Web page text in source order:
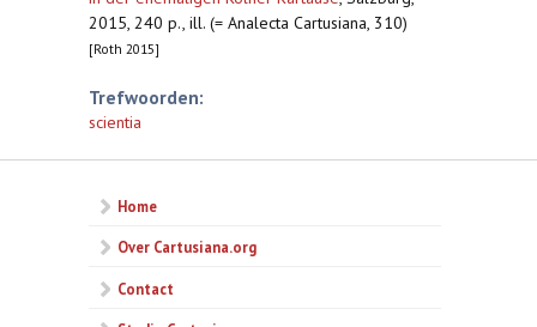
2015, 240 p., ill. (= Analecta Cartusiana, 310)
[Roth 2015]
Trefwoorden:
scientia
Home
Over Cartusiana.org
Contact